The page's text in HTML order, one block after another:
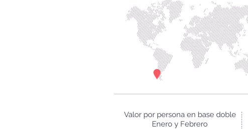
Valor por persona en base doble
Enero y Febrero